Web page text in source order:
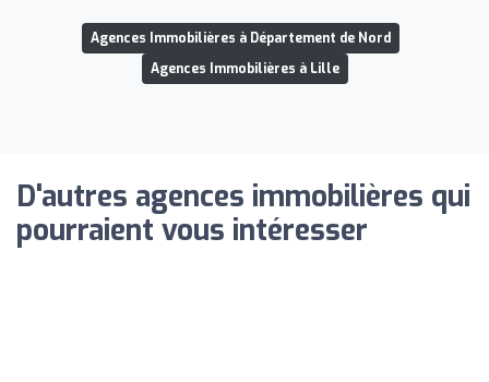
Agences Immobilières à Département de Nord
Agences Immobilières à Lille
D'autres agences immobilières qui
pourraient vous intéresser